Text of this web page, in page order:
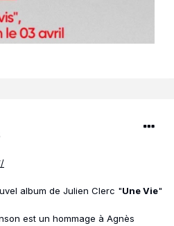
album de Julien Clerc "Une Vie"
est un hommage à Agnès